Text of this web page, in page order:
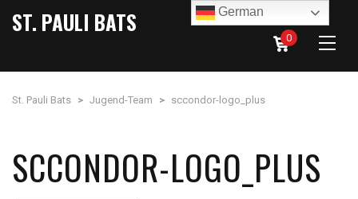
ST. PAULI BATS
0
St. Pauli Bats > Jugend-Team > sccondor-logo_plus
SCCONDOR-LOGO_PLUS
German